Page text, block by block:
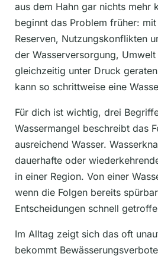
aus dem Hahn gar nichts mehr
beginnt das Problem früher:
Reserven, Nutzungskonflikten
der Wasserversorgung,
gleichzeitig unter Druck
kann so schrittweise eine
Für dich ist wichtig, drei
Wassermangel beschreibt das
ausreichend Wasser.
dauerhafte oder
in einer Region. Von einer
wenn die Folgen bereits
Entscheidungen schnell
Im Alltag zeigt sich das oft
bekommt